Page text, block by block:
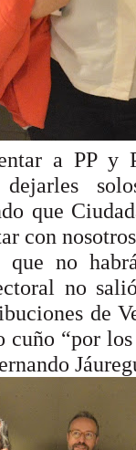
a PP y
que
con
no
no
de
cuño “por